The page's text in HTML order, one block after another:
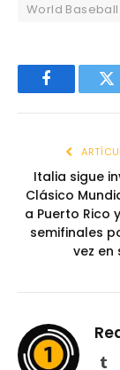
World
Facebook
Italia sigue
Clásico
a Puerto Rico
semifinales
vez en